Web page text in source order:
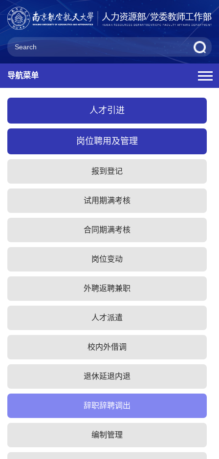
导航菜单
人才引进
岗位聘用及管理
报到登记
试用期满考核
合同期满考核
岗位变动
外聘返聘兼职
人才派遣
校内外借调
退休延退内退
辞职辞聘调出
编制管理